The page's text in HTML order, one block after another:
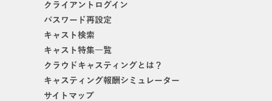
クライアントログイン
パスワード再設定
キャスト検索
キャスト特集一覧
クラウドキャスティングとは？
キャスティング報酬シミュレーター
サイトマップ